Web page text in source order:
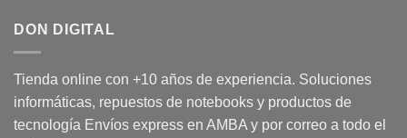
DON DIGITAL
Tienda online con +10 años de experiencia. Soluciones
informáticas, repuestos de notebooks y productos de
tecnología Envíos express en AMBA y por correo a todo el